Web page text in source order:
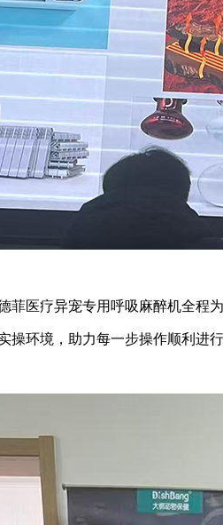
医疗异宠专用呼吸麻醉机全程
操环境，助力每一步操作顺利进行